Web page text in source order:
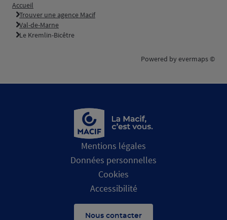
Accueil
Trouver une agence Macif
Val-de-Marne
Le Kremlin-Bicêtre
Powered by evermaps ©
Mentions légales
Données personnelles
Cookies
Accessibilité
Nous contacter